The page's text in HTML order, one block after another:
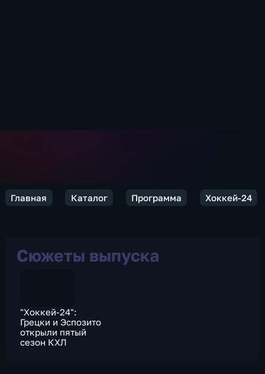
Главная Каталог Программа Хоккей-24
Сюжеты выпуска
"Хоккей-24":
Грецки и Эспозито
открыли пятый
сезон КХЛ